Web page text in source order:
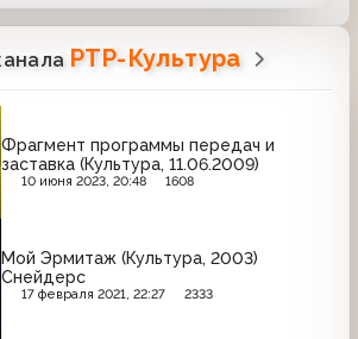
РТР-Культура
Фрагмент программы передач и
заставка (Культура, 11.06.2009)
10 июня 2023, 20:48 1608
Мой Эрмитаж (Культура, 2003)
Снейдерс
17 февраля 2021, 22:27 2333